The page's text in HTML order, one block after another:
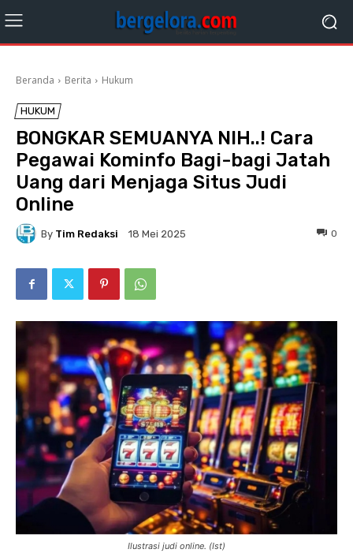
Beranda Berita Hukum
HUKUM
BONGKAR SEMUANYA NIH..! Cara
Pegawai Kominfo Bagi-bagi Jatah
Uang dari Menjaga Situs Judi
Online
By Tim Redaksi 18 Mei 2025 0
Ilustrasi judi online. (Ist)